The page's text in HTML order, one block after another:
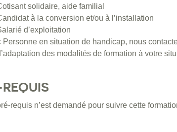
solidaire, aide familial
à la conversion et/ou à l’installation
d’exploitation
Personne en situation de handicap, nous
des modalités de formation à votre
requis n’est demandé pour suivre cette